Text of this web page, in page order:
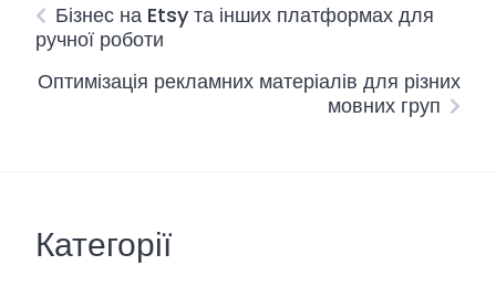
Бізнес на Etsy та інших платформах для
ручної роботи
Оптимізація рекламних матеріалів для різних
мовних груп
Категорії